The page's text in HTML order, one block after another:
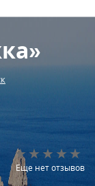
Еще нет отзывов